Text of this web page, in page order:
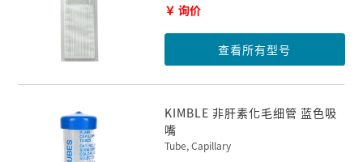
￥ 询价
查看所有型号
KIMBLE 非肝素化毛细管 蓝色吸
嘴
Tube, Capillary